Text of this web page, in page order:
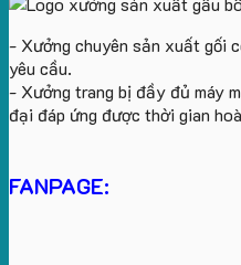
- Xưởng chuyên sản xuất gối
yêu cầu.
- Xưởng trang bị đầy đủ máy
đại đáp ứng được thời gian
FANPAGE: